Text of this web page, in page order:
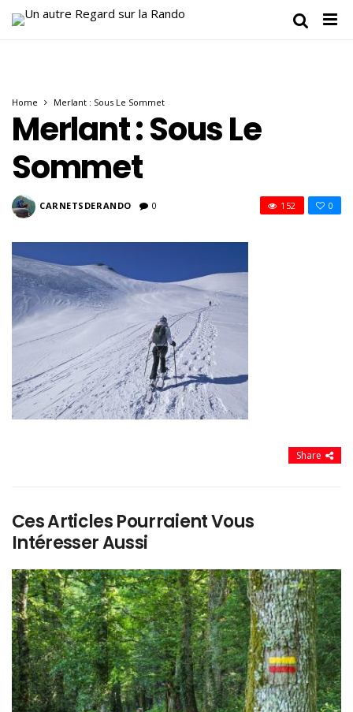
Home Merlant : Sous Le Sommet
Merlant : Sous Le
Sommet
CARNETSDERANDO 0 0
152
Share
Ces Articles Pourraient Vous
Intéresser Aussi